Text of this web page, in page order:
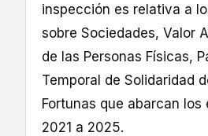
inspección es relativa a
sobre Sociedades, Valor
de las Personas Físicas,
Temporal de Solidaridad
Fortunas que abarcan los
2021 a 2025.